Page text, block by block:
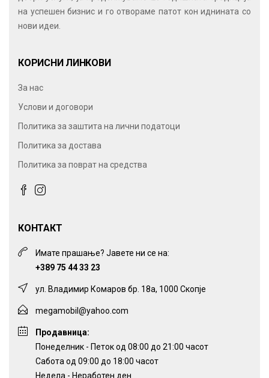
на успешен бизнис и го отвораме патот кон иднината со
нови идеи.
КОРИСНИ ЛИНКОВИ
За нас
Услови и договори
Политика за заштита на лични податоци
Политика за достава
Политика за поврат на средства
КОНТАКТ
Имате прашање? Јавете ни се на:
+389 75 44 33 23
ул. Владимир Комаров бр. 18а, 1000 Скопје
megamobil@yahoo.com
Продавница:
Понеделник - Петок од 08:00 до 21:00 часот
Сабота од 09:00 до 18:00 часот
Недела - Неработен ден